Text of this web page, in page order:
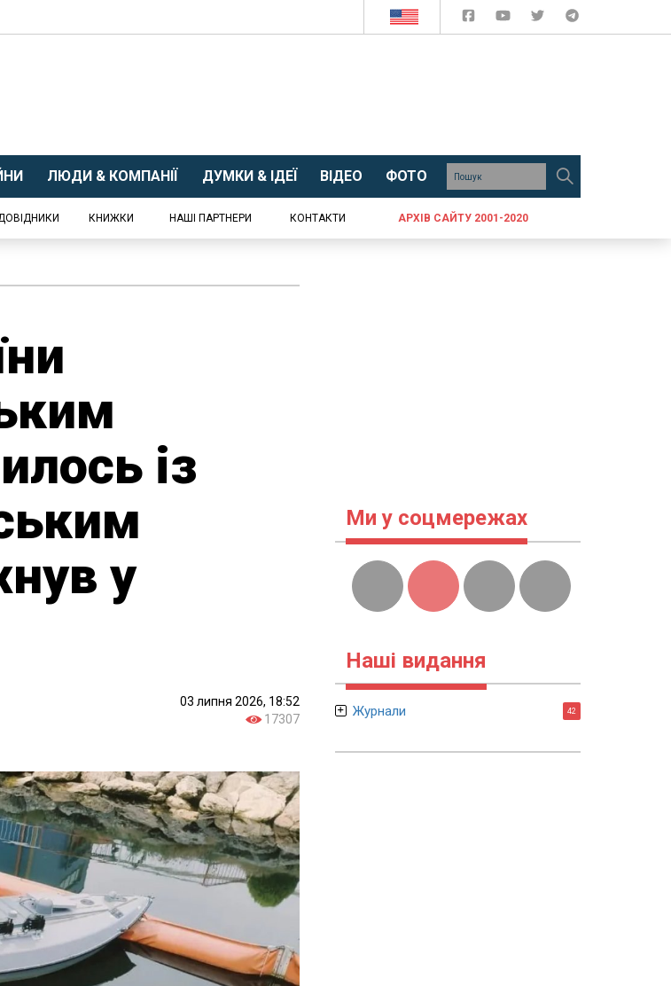
ЛЮДИ & КОМПАНІЇ ДУМКИ & ІДЕЇ ВІДЕО ФОТО
КНИЖКИ НАШІ ПАРТНЕРИ КОНТАКТИ АРХІВ САЙТУ 2001-2020
із
у
03 липня 2026, 18:52
17307
Ми у соцмережах
Наші видання
Журнали 42